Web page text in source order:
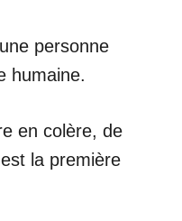
personne
humaine.
en colère, de
la première